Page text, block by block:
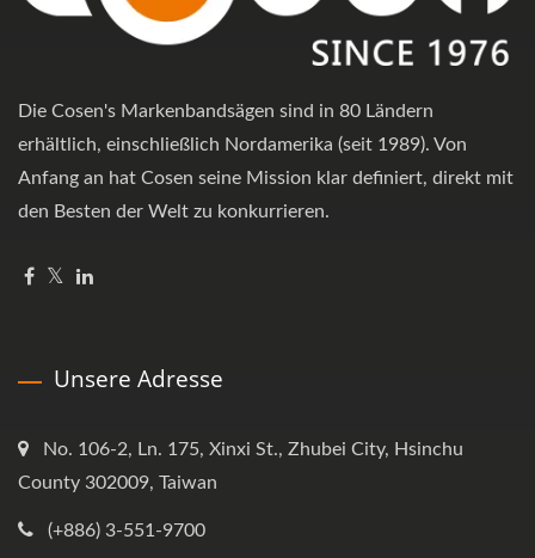
Die Cosen's Markenbandsägen sind in 80 Ländern
erhältlich, einschließlich Nordamerika (seit 1989). Von
Anfang an hat Cosen seine Mission klar definiert, direkt mit
den Besten der Welt zu konkurrieren.
Unsere Adresse
No. 106-2, Ln. 175, Xinxi St., Zhubei City, Hsinchu
County 302009, Taiwan
(+886) 3-551-9700